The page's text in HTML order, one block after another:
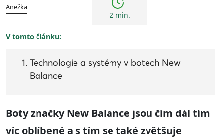
Anežka
2 min.
V tomto článku:
Technologie a systémy v botech New
Balance
Boty značky New Balance jsou čím dál tím
víc oblíbené a s tím se také zvětšuje